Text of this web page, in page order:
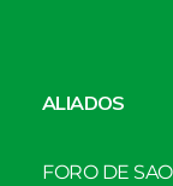
ALIADOS
FORO DE